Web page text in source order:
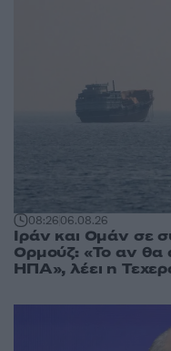
08:2606.08.26
Ιράν και Ομάν σε
Ορμούζ: «Το αν θα
ΗΠΑ», λέει η